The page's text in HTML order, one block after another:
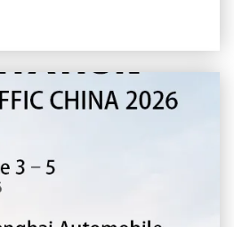
in der Verkehrssicherh...